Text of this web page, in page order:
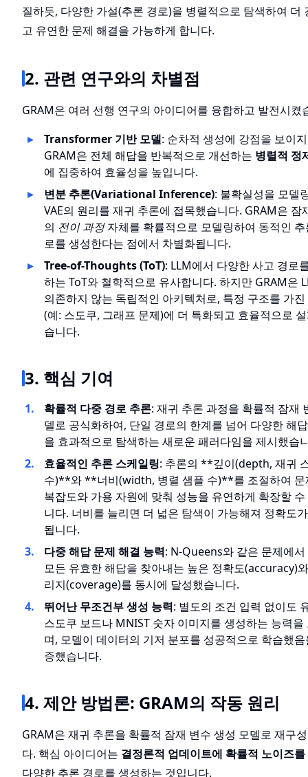
질하듯, 다양한 가설(추론 경로)을 병렬적으로 탐색하여 더
고 유연한 문제 해결을 가능하게 합니다.
2. 관련 연구와의 차별점
GRAM은 여러 선행 연구의 아이디어를 융합하고 발전시켰
Transformer 기반 모델: 순차적 생성에 강점을 보이
GRAM은 전체 해답을 반복적으로 개선하는 병렬적 정
에 집중하여 효율성을 높입니다.
변분 추론(Variational Inference): 불확실성을 모델
VAE의 원리를 재귀 추론에 접목했습니다. GRAM은 잠
의 전이 과정자체를 확률적으로 모델링하여 동적인 추
로를 생성한다는 점에서 차별화됩니다.
Tree-of-Thoughts (ToT): LLM에서 다양한 사고 경로
하는 ToT와 철학적으로 유사합니다. 하지만 GRAM은
의존하지 않는 독립적인 아키텍처로, 특정 구조를 가
(예: 스도쿠, 그래프 문제)에 더 특화되고 효율적으로
습니다.
3. 핵심 기여
확률적 다중 경로 추론: 재귀 추론 과정을 확률적 잠재
델로 공식화하여, 단일 경로의 한계를 넘어 다양한 해
을 효과적으로 탐색하는 새로운 패러다임을 제시했습
효율적인 추론 스케일링: 추론의 **깊이(depth, 재귀
수)**와 **너비(width, 병렬 샘플 수)**를 조절하여 문
복잡도와 가용 자원에 맞춰 성능을 유연하게 확장할
니다. 너비를 늘리면 더 넓은 탐색이 가능해져 정확도
됩니다.
다중 해답 문제 해결 능력: N-Queens와 같은 문제에서
모든 유효한 해답을 찾아내는 높은 정확도(accuracy)
리지(coverage)를 동시에 달성했습니다.
뛰어난 무조건부 생성 능력: 별도의 조건 입력 없이도
스도쿠 보드나 MNIST 숫자 이미지를 생성하는 능력을
며, 모델이 데이터의 기저 분포를 성공적으로 학습했
증했습니다.
4. 제안 방법론: GRAM의 작동 원리
GRAM은 재귀 추론을 확률적 잠재 변수 생성 모델로 재구
다. 핵심 아이디어는 결정론적 업데이트에 확률적 노이즈
다양한 추론 경로를 생성하는 것입니다.